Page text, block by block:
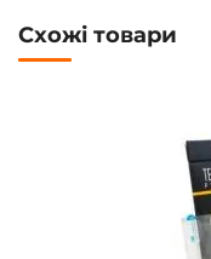
Схожі товари